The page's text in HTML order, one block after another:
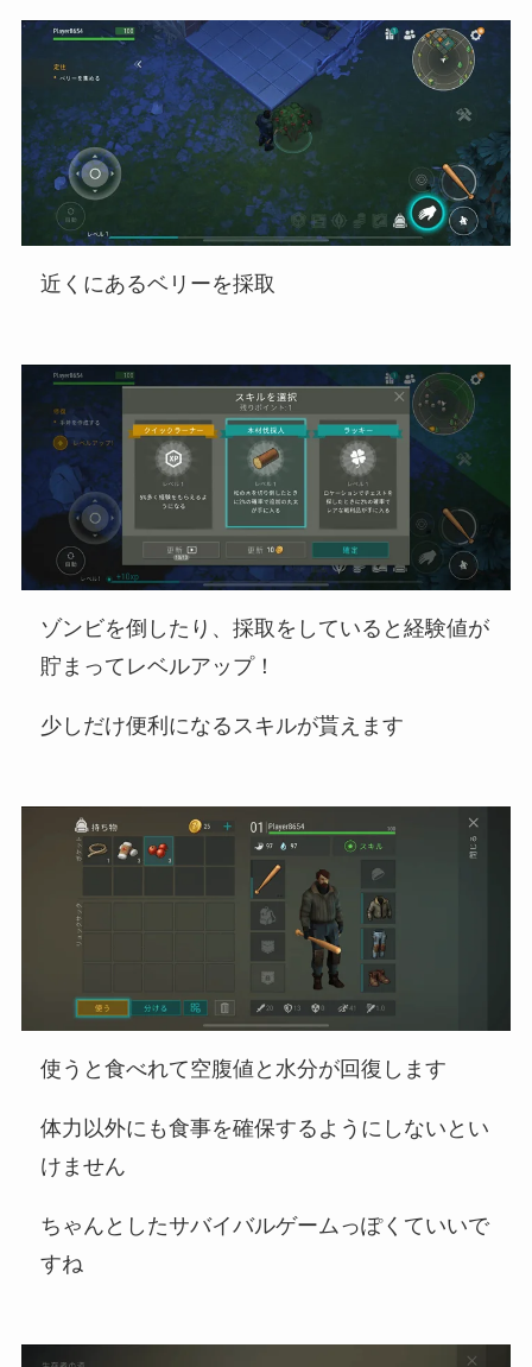
近くにあるベリーを採取
ゾンビを倒したり、採取をしていると経験値が
貯まってレベルアップ！
少しだけ便利になるスキルが貰えます
使うと食べれて空腹値と水分が回復します
体力以外にも食事を確保するようにしないとい
けません
ちゃんとしたサバイバルゲームっぽくていいで
すね